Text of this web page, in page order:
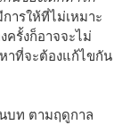
ารให้ที่ไม่เหมาะ
ครั้งก็อาจจะไม่
าที่จะต้องแก้ไขกัน
บท ตามฤดูกาล